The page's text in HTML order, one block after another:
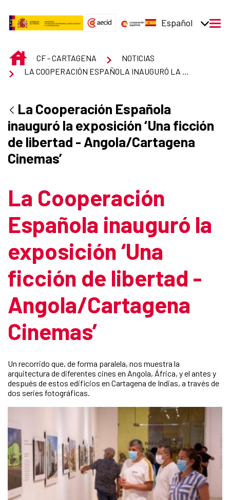
Español
INICIOCF - CARTAGENA
NOTICIAS
LA COOPERACIÓN ESPAÑOLA INAUGURÓ LA EXPOSICIÓN ‘UNA FICCIÓN DE LIBERTAD - ANGOLA/CARTAGENA CINEMAS’
La Cooperación Española
inauguró la exposición ‘Una ficción
de libertad - Angola/Cartagena
Cinemas’
La Cooperación
Española inauguró la
exposición ‘Una
ficción de libertad -
Angola/Cartagena
Cinemas’
Un recorrido que, de forma paralela, nos muestra la
arquitectura de diferentes cines en Angola, África, y el antes y
después de estos edificios en Cartagena de Indias, a través de
dos series fotográficas.